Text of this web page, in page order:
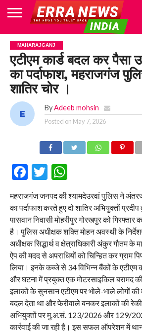
HOME
POLITICS
NEWS
BUSINESS
CULTURE
NATIONAL
SPORTS
LIFESTYLE
TRAVEL
OPINION
BREAKING
NEWS
ENTERTAINMENT
WORLD
CRIME
JOIN
US
MAHARAJGANJ
एटीएम कार्ड बदल कर पैसा
का पर्दाफाश, महराजगंज
शातिर चोर ।
By Adeeb mohsin
Posted on May 7, 2026
Facebook
Twitter
WhatsApp
महराजगंज जनपद की श्यामदेउरवां पुलिस ने
का पर्दाफाश करते हुए दो शातिर अभियुक्तों
पासवान निवासी मोहरीपुर गोरखपुर को
है। पुलिस अधीक्षक शक्ति मोहन अवस्थी के
अधीक्षक सिद्धार्थ व क्षेत्राधिकारी अंकुर गौतम के
ऐप की मदद से अपराधियों को चिन्हित कर ग्राम
लिया। इनके कब्जे से 34 विभिन्न बैंकों के एटीएम
और घटना में प्रयुक्त एक मोटरसाइकिल बरामद की
इलाकों के सुनसान एटीएम पर भोले-भाले लोगों
बदल देता था और फेरीवाले बनकर इलाकों की
अभियुक्तों पर मु.अ.सं. 123/2026 और 129/
कार्रवाई की जा रही है। इस सफल ऑपरेशन में